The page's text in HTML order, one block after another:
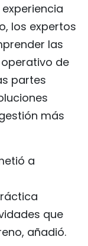
los expertos
las
de
partes
más
a
que
añadió.